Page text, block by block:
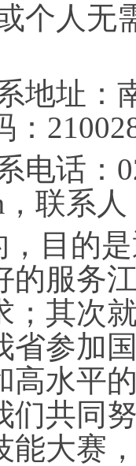
个人
地址
：
电话：
，联系
目的
的服务
；其次
省参加
高水平
们共同
能大赛